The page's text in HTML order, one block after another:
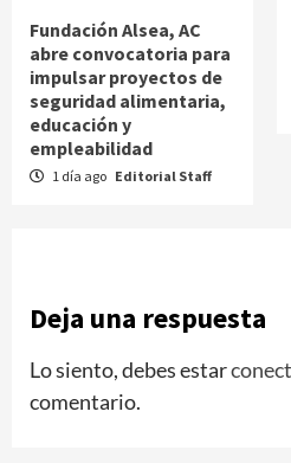
Fundación Alsea, AC
abre convocatoria para
impulsar proyectos de
seguridad alimentaria,
educación y
empleabilidad
1 día ago Editorial Staff
Deja una respuesta
Lo siento, debes estar
comentario.